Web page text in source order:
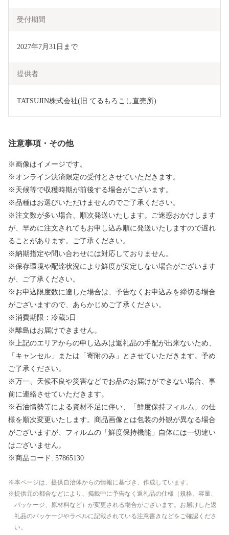
受付期間
2027年7月31日まで
提供者
TATSUJIN株式会社(旧 てるもろこし直売所)
注意事項・その他
※画像はイメージです。
※オンライン決済限定の受付とさせていただきます。
※天候等で収穫時期が前後する場合がございます。
※品種はお選びいただけませんのでご了承ください。
※注文数が多い場合、順次発送いたします。ご迷惑おかけします
が、早めに注文されてもお申し込み順に発送いたしますので遅れ
ることがあります。ご了承ください。
※納期指定や問い合わせには対応しておりません。
※保存環境や配達状況により鮮度が安定しない場合がございます
が、ご了承ください。
※お申込限度数に達した場合は、予告なくお申込みを締切る場合
がございますので、あらかじめご了承ください。
※消費期限：冷蔵5日
※離島はお届けできません。
※上記のエリアからの申し込みは返礼品の手配が出来ないため、
「キャンセル」または「寄附のみ」とさせていただきます。予め
ご了承ください。
※万一、天候不良や災害などでお品のお届けができない場合、事
前に連絡させていただきます。
※石油情勢等による資材不足に伴い、「鮮度保持フィルム」の仕
様を順次変更いたします。商品画像とは包装の外観が異なる場合
がございますが、フィルムの「鮮度保持機能」自体には一切違い
はございません。
※商品コード: 57865130
本ページは、提供自治体からの情報に基づき、作成しています。
提供元の都合などにより、掲載中に予告なく返礼品の仕様（規格、容量、
パッケージ、原材料など）が変更される場合がございます。お届けした返
礼品のパッケージやラベルに記載されている注意書きなどをご確認くださ
い。